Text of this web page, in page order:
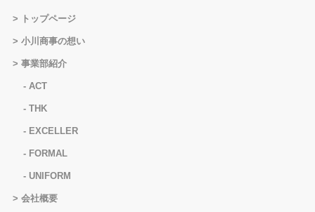
トップページ
小川商事の想い
事業部紹介
ACT
THK
EXCELLER
FORMAL
UNIFORM
会社概要